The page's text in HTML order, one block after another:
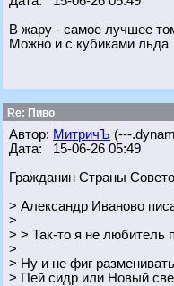
В жару - самое лучшее
Можно и с кубиками льда
Re: Пиво
Автор: МитричЪ (---
Дата: 15-06-26 05:49
Гражданин Страны
> Александр Иваново
>
> > Так-то я не любитель
>
> Ну и не фиг
> Пей сидр или Новый